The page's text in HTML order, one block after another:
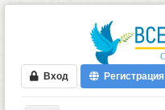
Вход Регистрация